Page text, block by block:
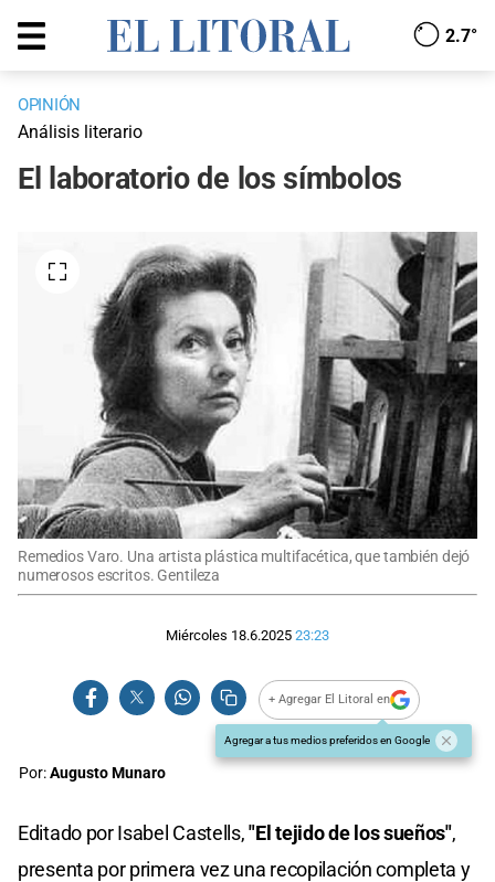
2.7°
OPINIÓN
Análisis literario
El laboratorio de los símbolos
Remedios Varo. Una artista plástica multifacética, que también dejó
numerosos escritos. Gentileza
Miércoles 18.6.2025 23:23
+ Agregar El Litoral en
Agregar a tus medios preferidos en Google
Por:Augusto Munaro
Editado por Isabel Castells,"El tejido de los sueños",
presenta por primera vez una recopilación completa y